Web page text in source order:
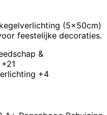
(5x50cm)
feestelijke decoraties.
&
+21
+4